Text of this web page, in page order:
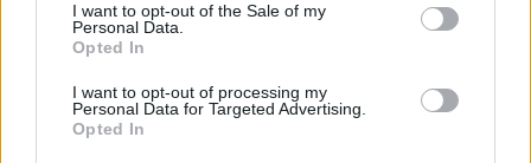
I want to opt-out of the Sale of my
Personal Data.
Opted In
I want to opt-out of processing my
Personal Data for Targeted Advertising.
Opted In